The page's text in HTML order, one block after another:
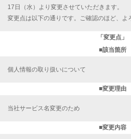
17日（水）より変更させていただきます。
変更点は以下の通りです。ご確認のほど、よ
「変更点」
■該当箇所
個人情報の取り扱いについて
■変更理由
当社サービス名変更のため
■変更内容